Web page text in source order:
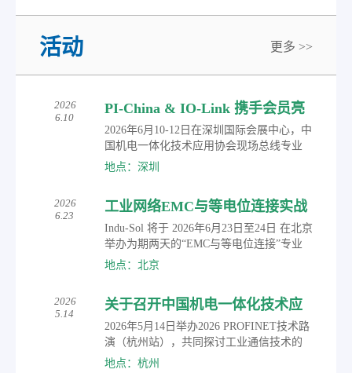
活动 更多 >>
2026
6.10
PI-China & IO-Link 携手会员亮
相2026华南国际工业博览会
2026年6月10-12日在深圳国际会展中心，中
国机电一体化技术应用协会现场总线专业
委员会（PI-China）作为常驻展商，携手PI-
成果与创新应用，涵盖丰富多元的数字化
转型通信解决方案。届时，观众可参与现
场技术交流、合作洽谈，深度洞察自动化
地点：深圳
2026
6.23
工业网络EMC与等电位连接实战
培训通知
Indu-Sol 将于 2026年6月23日至24日 在北京
举办为期两天的“EMC与等电位连接”专业
培训课程。通过理论讲解、案例分析与现
位连接的关键问题。
地点：北京
2026
5.14
关于召开中国机电一体化技术应
用协会现场总线专业委员会 2026
PROFINET技术路演（杭州站）
的通知
2026年5月14日举办2026 PROFINET技术路
演（杭州站），共同探讨工业通信技术的
最新进展、应用实践及未来趋势。
地点：杭州